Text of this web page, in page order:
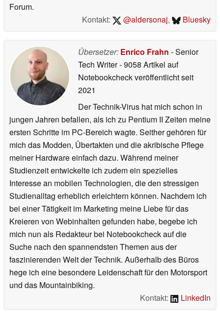
Forum.
Kontakt:
@aldersonaj, Bluesky
Übersetzer: Enrico Frahn - Senior
Tech Writer- 9058 Artikel auf
Notebookcheck veröffentlichtseit
2021
Der Technik-Virus hat mich schon in
jungen Jahren befallen, als ich zu Pentium II Zeiten meine
ersten Schritte im PC-Bereich wagte. Seither gehören für
mich das Modden, Übertakten und die akribische Pflege
meiner Hardware einfach dazu. Während meiner
Studienzeit entwickelte ich zudem ein spezielles
Interesse an mobilen Technologien, die den stressigen
Studienalltag erheblich erleichtern können. Nachdem ich
bei einer Tätigkeit im Marketing meine Liebe für das
Kreieren von Webinhalten gefunden habe, begebe ich
mich nun als Redakteur bei Notebookcheck auf die
Suche nach den spannendsten Themen aus der
faszinierenden Welt der Technik. Außerhalb des Büros
hege ich eine besondere Leidenschaft für den Motorsport
und das Mountainbiking.
Kontakt:
LinkedIn